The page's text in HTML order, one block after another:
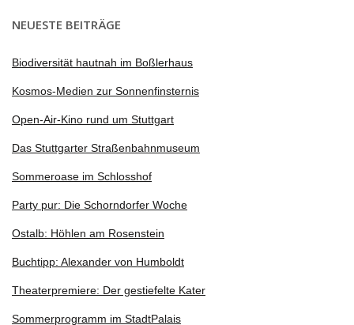
NEUESTE BEITRÄGE
Biodiversität hautnah im Boßlerhaus
Kosmos-Medien zur Sonnenfinsternis
Open-Air-Kino rund um Stuttgart
Das Stuttgarter Straßenbahnmuseum
Sommeroase im Schlosshof
Party pur: Die Schorndorfer Woche
Ostalb: Höhlen am Rosenstein
Buchtipp: Alexander von Humboldt
Theaterpremiere: Der gestiefelte Kater
Sommerprogramm im StadtPalais